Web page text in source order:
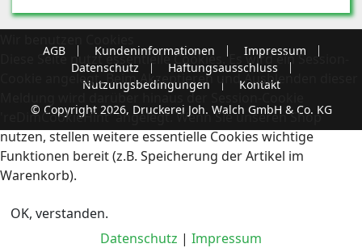
AGB Kundeninformationen
Impressum
Datenschutz
Haftungsausschluss
Nutzungsbedingungen
Kontakt
© Copyright 2026, Druckerei Joh. Walch GmbH & Co. KG
Diese Seite nutzt essentielle Cookies. Es wird ein Session-
Cookie angelegt. Beim Akzeptieren und Ausblenden dieser
Meldung wird darüber hinaus der Session-Cookie
'reDimCookieHint' angelegt. Wenn Sie unseren Shop
nutzen, stellen weitere essentielle Cookies wichtige
Funktionen bereit (z.B. Speicherung der Artikel im
Warenkorb).
OK, verstanden.
Datenschutz | Impressum